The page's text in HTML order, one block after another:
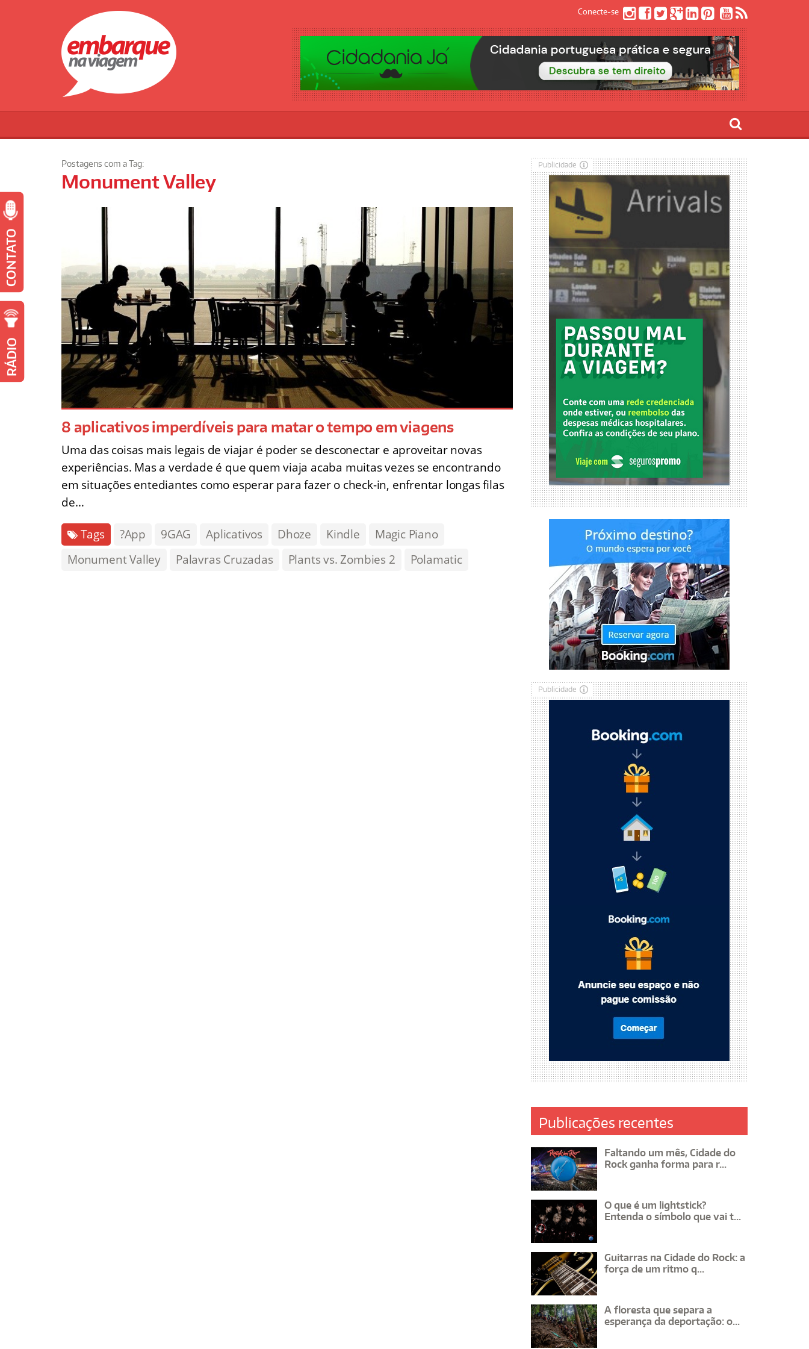
Conecte-se
Postagens com a Tag:
Monument Valley
8 aplicativos imperdíveis para matar o tempo em viagens
Uma das coisas mais legais de viajar é poder se desconectar e aproveitar novas
experiências. Mas a verdade é que quem viaja acaba muitas vezes se encontrando
em situações entediantes como esperar para fazer o check-in, enfrentar longas filas
de…
Tags ?App 9GAG Aplicativos Dhoze Kindle
Magic Piano
Monument Valley
Palavras Cruzadas Plants vs. Zombies 2 Polamatic
Publicidade
Publicidade
Publicações recentes
Faltando um mês, Cidade do
Rock ganha forma para r...
O que é um lightstick?
Entenda o símbolo que vai t...
Guitarras na Cidade do Rock: a
força de um ritmo q...
A floresta que separa a
esperança da deportação: o...
CONTATO
RÁDIO